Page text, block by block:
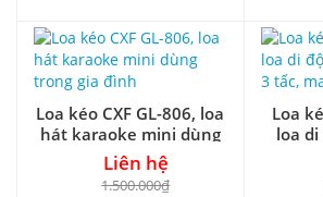
Loa kéo CXF GL-806, loa
hát karaoke mini dùng
trong gia đình
Liên hệ
1.500.000₫
Loa
loa
hơn